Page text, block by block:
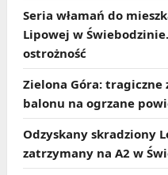
Seria włamań do
Lipowej w
ostrożność
Zielona Góra: tragiczne
balonu na ogrzane
Odzyskany skradziony
zatrzymany na A2 w